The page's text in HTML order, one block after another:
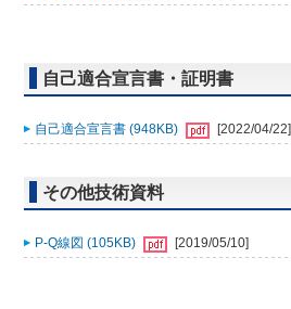
自己適合宣言書・証明書
自己適合宣言書 (948KB) [2022/04/22]
その他技術資料
P-Q線図 (105KB) [2019/05/10]